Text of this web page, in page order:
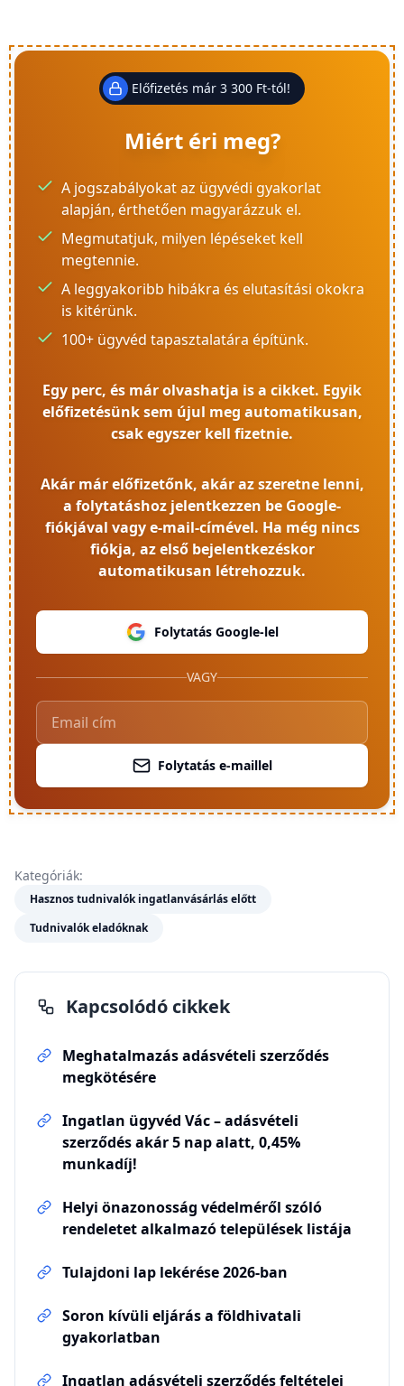
Előfizetés már 3 300 Ft-tól!
Miért éri meg?
A jogszabályokat az ügyvédi gyakorlat
alapján, érthetően magyarázzuk el.
Megmutatjuk, milyen lépéseket kell
megtennie.
A leggyakoribb hibákra és elutasítási okokra
is kitérünk.
100+ ügyvéd tapasztalatára építünk.
Egy perc, és már olvashatja is a cikket. Egyik
előfizetésünk sem újul meg automatikusan,
csak egyszer kell fizetnie.
Akár már előfizetőnk, akár az szeretne lenni,
a folytatáshoz jelentkezzen be Google-
fiókjával vagy e-mail-címével. Ha még nincs
fiókja, az első bejelentkezéskor
automatikusan létrehozzuk.
Folytatás Google-lel
VAGY
Folytatás e-maillel
Kategóriák:
Hasznos tudnivalók ingatlanvásárlás előtt
Tudnivalók eladóknak
Kapcsolódó cikkek
Meghatalmazás adásvételi szerződés
megkötésére
Ingatlan ügyvéd Vác – adásvételi
szerződés akár 5 nap alatt, 0,45%
munkadíj!
Helyi önazonosság védelméről szóló
rendeletet alkalmazó települések listája
Tulajdoni lap lekérése 2026-ban
Soron kívüli eljárás a földhivatali
gyakorlatban
Ingatlan adásvételi szerződés feltételei